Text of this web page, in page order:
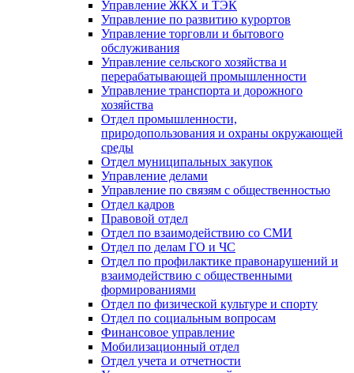
Управление ЖКХ и ТЭК
Управление по развитию курортов
Управление торговли и бытового
обслуживания
Управление сельского хозяйства и
перерабатывающей промышленности
Управление транспорта и дорожного
хозяйства
Отдел промышленности,
природопользования и охраны окружающей
среды
Отдел муниципальных закупок
Управление делами
Управление по связям с общественностью
Отдел кадров
Правовой отдел
Отдел по взаимодействию со СМИ
Отдел по делам ГО и ЧС
Отдел по профилактике правонарушений и
взаимодействию с общественными
формированиями
Отдел по физической культуре и спорту
Отдел по социальным вопросам
Финансовое управление
Мобилизационный отдел
Отдел учета и отчетности